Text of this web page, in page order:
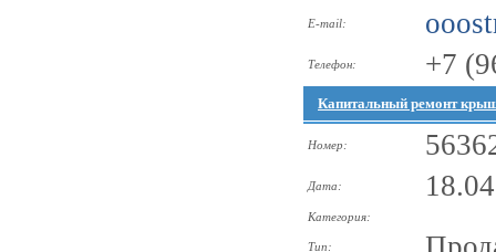
E-mail:
Телефон: +7
Капитальный ремонт
Номер:
Дата:
Категория:
Тип: